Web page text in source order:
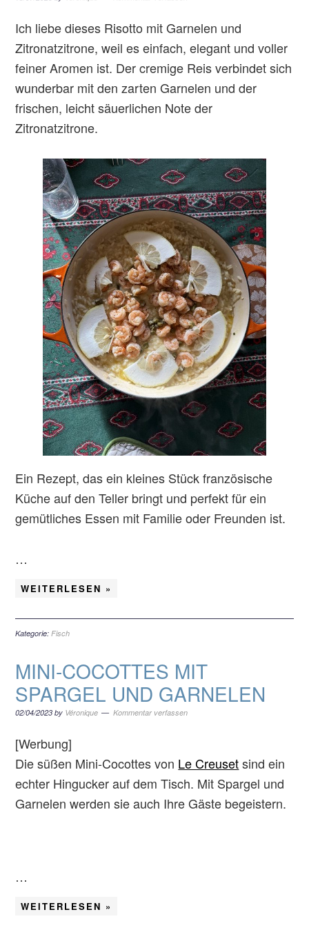
Ich liebe dieses Risotto mit Garnelen und
Zitronatzitrone, weil es einfach, elegant und voller
feiner Aromen ist. Der cremige Reis verbindet sich
wunderbar mit den zarten Garnelen und der
frischen, leicht säuerlichen Note der
Zitronatzitrone.
Ein Rezept, das ein kleines Stück französische
Küche auf den Teller bringt und perfekt für ein
gemütliches Essen mit Familie oder Freunden ist.
…
WEITERLESEN »
Kategorie:Fisch
MINI-COCOTTES MIT
SPARGEL UND GARNELEN
02/04/2023 by Véronique Kommentar verfassen
[Werbung]
Die süßen Mini-Cocottes von Le Creusetsind ein
echter Hingucker auf dem Tisch. Mit Spargel und
Garnelen werden sie auch Ihre Gäste begeistern.
…
WEITERLESEN »